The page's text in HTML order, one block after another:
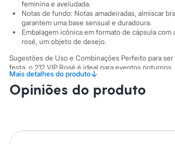
Moda íntima
Calcinhas
Cintas e Modeladores
Meias
Pijamas
Sutiãs e Tops
Moda praia
Biquínis
Maiôs
Blusas e Camisetas
feminina e aveludada.
Notas de fundo: Notas amadeiradas, almíscar
garantem uma base sensual e duradoura.
Embalagem icônica em formato de cápsula com
rosé, um objeto de desejo.
Sugestões de Uso e Combinações Perfeito para
festa, o 212 VIP Rosé é ideal para eventos
celebrações. Sua versatilidade também permite o
ocasiões que pedem um toque extra de glamour e
pontos de pulsação, como pulsos, pescoço e atrás
A gente se encontra na C&A! ❤
Mais detalhes do produto↓
Opiniões do produto